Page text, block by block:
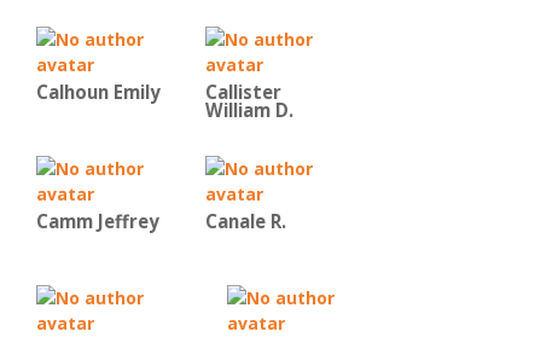
Calhoun Emily Callister
William D.
Camm Jeffrey Canale R.